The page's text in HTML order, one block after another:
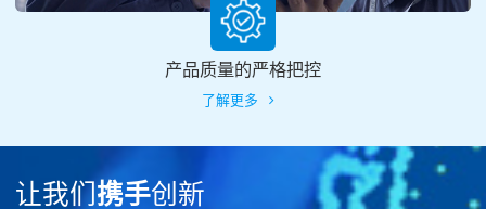
产品质量的严格把控
了解更多
让我们携手创新